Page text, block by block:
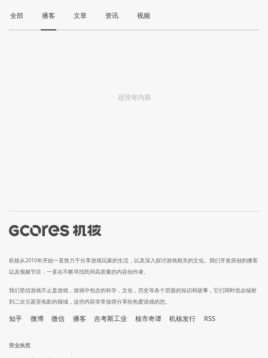
全部 播客 文章 资讯 视频
还没有内容
机核从2010年开始一直致力于分享游戏玩家的生活，以及深入探讨游戏相关的文化。我们开发原创的播客
以及视频节目，一直在不断寻找民间高质量的内容创作者。
我们坚信游戏不止是游戏，游戏中包含的科学，文化，历史等各个层面的知识和故事，它们同时也会辐射
到二次元甚至电影的领域，这些内容非常值得分享给热爱游戏的您。
知乎 微博 微信 播客 吉考斯工业 核市奇谭 机核发行 RSS
营业执照